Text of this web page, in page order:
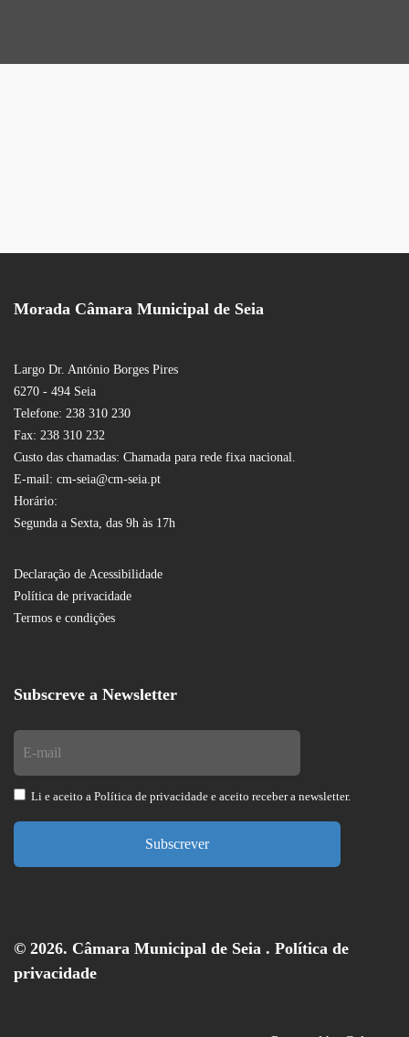
Morada Câmara Municipal de Seia
Largo Dr. António Borges Pires
6270 - 494 Seia
Telefone: 238 310 230
Fax: 238 310 232
Custo das chamadas: Chamada para rede fixa nacional.
E-mail: cm-seia@cm-seia.pt
Horário:
Segunda a Sexta, das 9h às 17h
Declaração de Acessibilidade
Política de privacidade
Termos e condições
Subscreve a Newsletter
Li e aceito a Política de privacidade e aceito receber a newsletter.
Subscrever
© 2026. Câmara Municipal de Seia . Política de
privacidade